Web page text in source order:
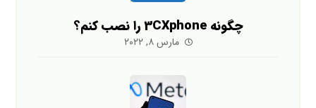
چگونه 3CXphone را نصب کنم؟
مارس ۸, ۲۰۲۲